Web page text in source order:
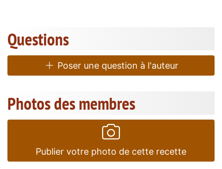
Questions
Poser une question à l'auteur
Photos des membres
Publier votre photo de cette recette